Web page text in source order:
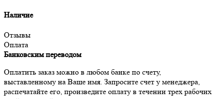
Наличие
Отзывы
Оплата
Банковским переводом
Оплатить заказ можно в любом банке по счету,
выставленному на Ваше имя. Запросите счет у менеджера,
распечатайте его, произведите оплату в течении трех рабочих